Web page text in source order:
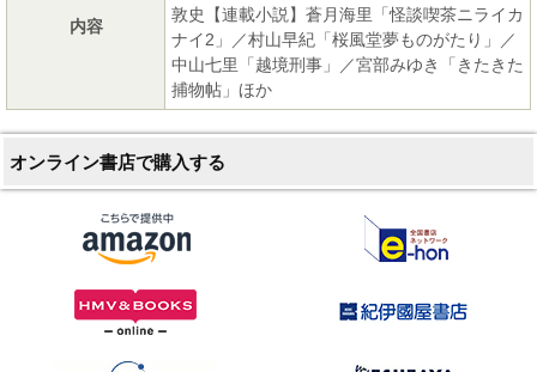
内容
敦史【連載小説】蒼月海里「怪談喫茶ニライカ
ナイ2」／村山早紀「桜風堂夢ものがたり」／
中山七里「越境刑事」／宮部みゆき「きたきた
捕物帖」ほか
オンライン書店で購入する